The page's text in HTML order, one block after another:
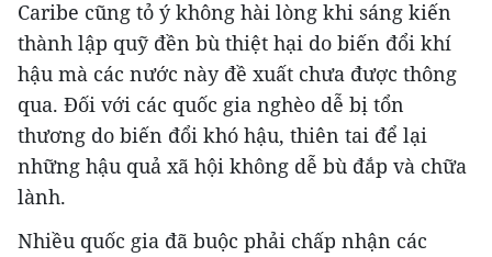
Caribe cũng tỏ ý không hài lòng khi sáng kiến
thành lập quỹ đền bù thiệt hại do biến đổi khí
hậu mà các nước này đề xuất chưa được thông
qua. Đối với các quốc gia nghèo dễ bị tổn
thương do biến đổi khó hậu, thiên tai để lại
những hậu quả xã hội không dễ bù đắp và chữa
lành.
Nhiều quốc gia đã buộc phải chấp nhận các